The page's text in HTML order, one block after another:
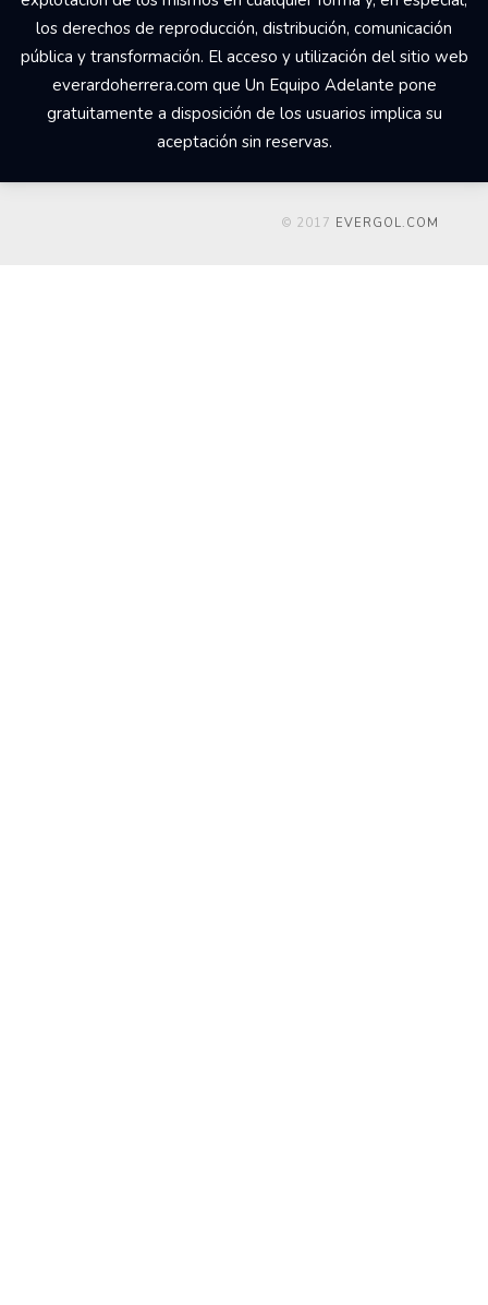
los derechos de reproducción, distribución, comunicación
pública y transformación. El acceso y utilización del sitio web
everardoherrera.com que Un Equipo Adelante pone
gratuitamente a disposición de los usuarios implica su
aceptación sin reservas.
© 2017 EVERGOL.COM